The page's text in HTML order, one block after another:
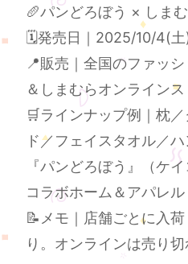
🥖パンどろぼう × しま
🗓発売日｜2025/10/4(土
📍販売｜全国のファッ
＆しまむらオンラインス
🛒ラインナップ例｜枕
ド／フェイスタオル／
『パンどろぼう』（ケ
コラボホーム＆アパレル
📝メモ｜店舗ごとに入
り。オンラインは売り切